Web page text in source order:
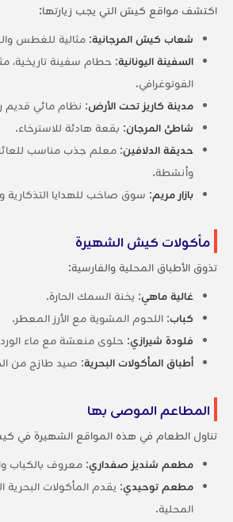
اكتشف مواقع كيش التي يجب زيارتها:
شعاب كيش المرجانية: مثالية للغطس
السفينة اليونانية: حطام سفينة تاريخية،
الفوتوغرافي.
مدينة كاريز تحت الأرض: نظام مائي قديم
شاطئ المرجان: بقعة هادئة للاسترخاء.
حديقة الدلافين: معلم جذب مناسب
وأنشطة.
بازار مريم: سوق صاخب للهدايا التذكارية
مأكولات كيش الشهيرة
تذوق الأطباق المحلية والفارسية:
غالية ماهي: يخنة السمك الحارة.
كباب: اللحوم المشوية مع الأرز المعطر.
فلودة شيرازي: حلوى منعشة مع ماء الورد
أطباق المأكولات البحرية: صيد طازج من
المطاعم الموصى بها
تناول الطعام في هذه المواقع الشهيرة في
مطعم شنديز صفداري: معروف بالكباب
مطعم توحيدي: يقدم المأكولات البحرية
المحلية.